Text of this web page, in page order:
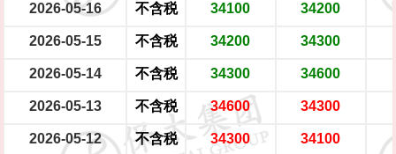
2026-05-16 不含税 34100 34200
2026-05-15 不含税 34200 34300
2026-05-14 不含税 34300 34600
2026-05-13 不含税 34600 34300
2026-05-12 不含税 34300 34100